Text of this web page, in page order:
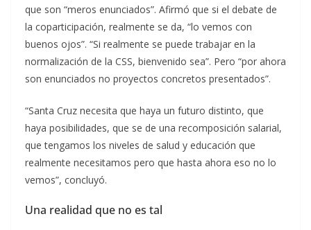
que son “meros enunciados”. Afirmó que si el debate de
la coparticipación, realmente se da, “lo vemos con
buenos ojos”. “Si realmente se puede trabajar en la
normalización de la CSS, bienvenido sea”. Pero “por ahora
son enunciados no proyectos concretos presentados”.
“Santa Cruz necesita que haya un futuro distinto, que
haya posibilidades, que se de una recomposición salarial,
que tengamos los niveles de salud y educación que
realmente necesitamos pero que hasta ahora eso no lo
vemos”, concluyó.
Una realidad que no es tal